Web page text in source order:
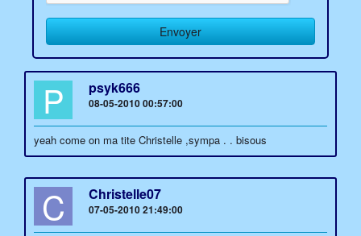
P psyk666
08-05-2010 00:57:00
yeah come on ma tite Christelle ,sympa . . bisous
C Christelle07
07-05-2010 21:49:00